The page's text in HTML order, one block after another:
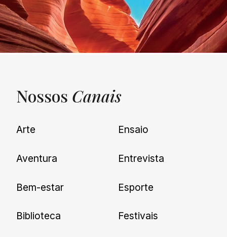
UNQUIET
Newsletter
nossas novidades.
Nossos Canais
Arte
Aventura
Bem-estar
Biblioteca
Ensaio
Entrevista
Esporte
Festivais